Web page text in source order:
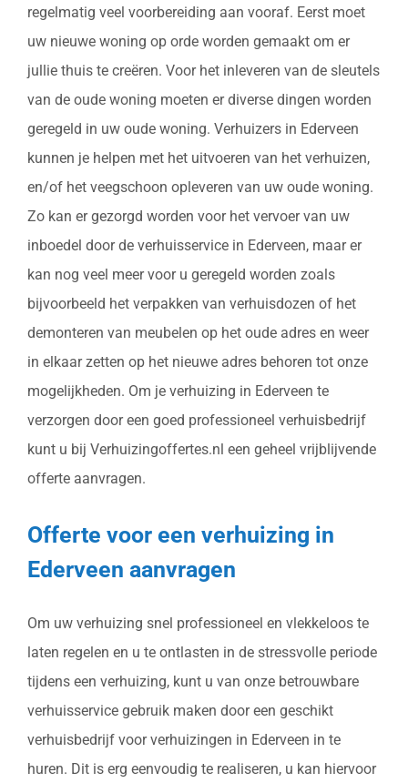
regelmatig veel voorbereiding aan vooraf. Eerst moet
uw nieuwe woning op orde worden gemaakt om er
jullie thuis te creëren. Voor het inleveren van de sleutels
van de oude woning moeten er diverse dingen worden
geregeld in uw oude woning. Verhuizers in Ederveen
kunnen je helpen met het uitvoeren van het verhuizen,
en/of het veegschoon opleveren van uw oude woning.
Zo kan er gezorgd worden voor het vervoer van uw
inboedel door de verhuisservice in Ederveen, maar er
kan nog veel meer voor u geregeld worden zoals
bijvoorbeeld het verpakken van verhuisdozen of het
demonteren van meubelen op het oude adres en weer
in elkaar zetten op het nieuwe adres behoren tot onze
mogelijkheden. Om je verhuizing in Ederveen te
verzorgen door een goed professioneel verhuisbedrijf
kunt u bij Verhuizingoffertes.nl een geheel vrijblijvende
offerte aanvragen.
Offerte voor een verhuizing in
Ederveen aanvragen
Om uw verhuizing snel professioneel en vlekkeloos te
laten regelen en u te ontlasten in de stressvolle periode
tijdens een verhuizing, kunt u van onze betrouwbare
verhuisservice gebruik maken door een geschikt
verhuisbedrijf voor verhuizingen in Ederveen in te
huren. Dit is erg eenvoudig te realiseren, u kan hiervoor